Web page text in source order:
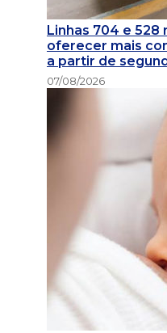
Linhas 704 e
oferecer mais
a partir de
07/08/2026